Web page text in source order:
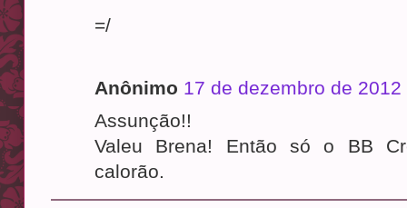
=/
Anônimo 17 de dezembro de
Assunção!!
Valeu Brena! Então só o BB
calorão.